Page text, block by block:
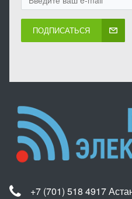
ПОДПИСАТЬСЯ
+7 (701) 518 4917